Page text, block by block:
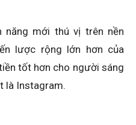
mới thú vị trên nền
lược rộng lớn hơn của
tốt hơn cho người sáng
là Instagram.